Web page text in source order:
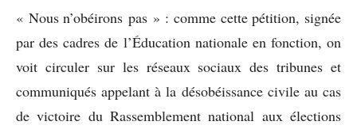
« Nous n’obéirons pas » : comme cette pétition, signée
par des cadres de l’Éducation nationale en fonction, on
voit circuler sur les réseaux sociaux des tribunes et
communiqués appelant à la désobéissance civile au cas
de victoire du Rassemblement national aux élections